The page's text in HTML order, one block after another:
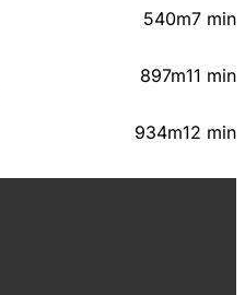
540m7 min
897m11 min
934m12 min